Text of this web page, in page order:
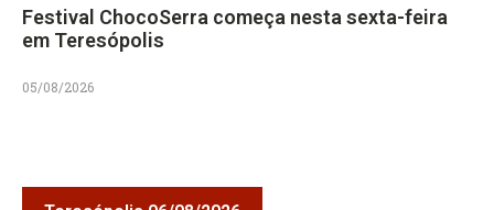
Festival ChocoSerra começa nesta sexta-feira
em Teresópolis
05/08/2026